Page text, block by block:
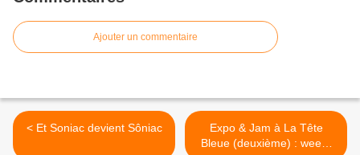
Ajouter un commentaire
< Et Soniac devient Sôniac
Expo & Jam à La Tête
Bleue (deuxième) : week-